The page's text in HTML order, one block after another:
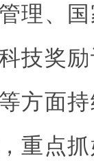
理、
技奖
方面
重点